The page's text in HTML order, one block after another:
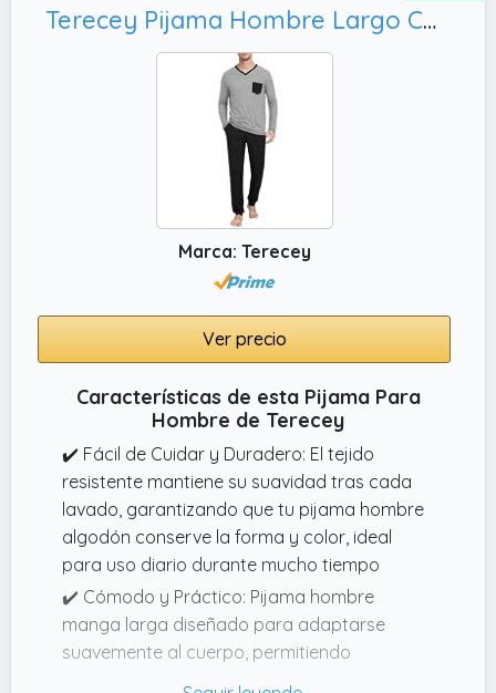
necesario para las noches más cálidas.
Gracias a su corte y acabado de calidad, el
pijama de verano se ajusta perfectamente al
cuerpo aportando una sensación de
✔️ 🥇MAXIMA CALIDAD: Los pijamas largos de
hombre de Tramas+ son 100% algodón que
garantizan que sea un tejido traspirable y
con ella, adaptándose a cada estación.
habilidad para ofrecer unos diseños
una opción ideal. Cada estampado está
cuidadosamente seleccionado para
satisfacer todos los gustos y estilos,
transformando la moda de hombre, para
sentirse ideal en casa
Terecey Pijama Hombre Largo Conjunto de Pijama de Manga Larga Ropa de Dormir Hombre Cuello en V Suave Cálido y Ligero para Otoño Invierno
Marca: Terecey
Ver precio
Características de esta Pijama Para
Hombre de Terecey
✔️ Fácil de Cuidar y Duradero: El tejido
resistente mantiene su suavidad tras cada
lavado, garantizando que tu pijama hombre
algodón conserve la forma y color, ideal
para uso diario durante mucho tiempo
✔️ Cómodo y Práctico: Pijama hombre
manga larga diseñado para adaptarse
suavemente al cuerpo, permitiendo